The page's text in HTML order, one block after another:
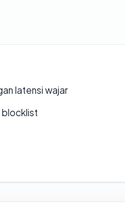
latensi wajar
blocklist